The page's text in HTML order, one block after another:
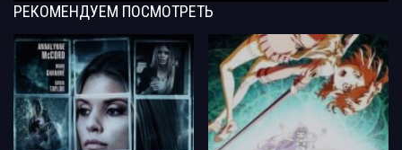
РЕКОМЕНДУЕМ ПОСМОТРЕТЬ